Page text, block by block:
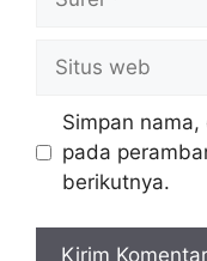
web
Simpan
pada
berikutnya.